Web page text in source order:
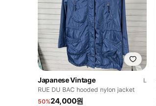
Japanese Vintage
L
RUE DU BAC hooded nylon jacket
50%24,000원